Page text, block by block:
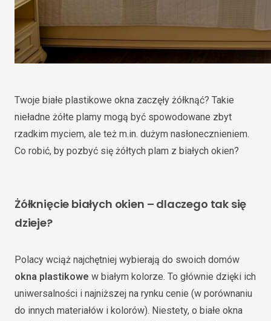
Twoje białe plastikowe okna zaczęły żółknąć? Takie
nieładne żółte plamy mogą być spowodowane zbyt
rzadkim myciem, ale też m.in. dużym nasłonecznieniem.
Co robić, by pozbyć się żółtych plam z białych okien?
Żółknięcie białych okien – dlaczego tak się
dzieje?
Polacy wciąż najchętniej wybierają do swoich domów
okna plastikowe w białym kolorze. To głównie dzięki ich
uniwersalności i najniższej na rynku cenie (w porównaniu
do innych materiałów i kolorów). Niestety, o białe okna